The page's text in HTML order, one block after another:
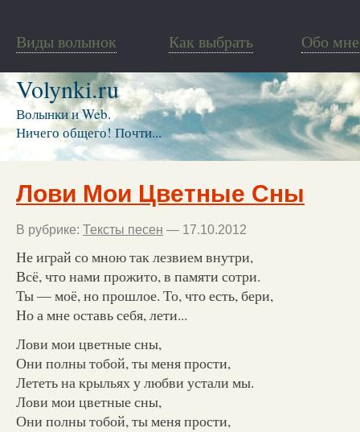
Виды волынок Как выбрать Обо мне
Volynki.ru
Волынки и Web.
Ничего общего! Почти...
Лови Мои Цветные Сны
В рубрике: Тексты песен — 17.10.2012
Не играй со мною так лезвием внутри,
Всё, что нами прожито, в памяти сотри.
Ты — моё, но прошлое. То, что есть, бери,
Но а мне оставь себя, лети...
Лови мои цветные сны,
Они полны тобой, ты меня прости,
Лететь на крыльях у любви устали мы.
Лови мои цветные сны,
Они полны тобой, ты меня прости,